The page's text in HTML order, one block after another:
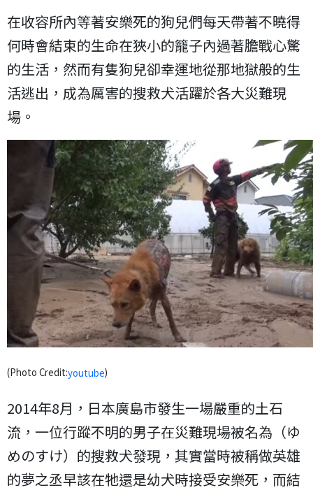
在收容所內等著安樂死的狗兒們每天帶著不曉得
何時會結束的生命在狹小的籠子內過著膽戰心驚
的生活，然而有隻狗兒卻幸運地從那地獄般的生
活逃出，成為厲害的搜救犬活躍於各大災難現
場。
(Photo Credit:youtube)
2014年8月，日本廣島市發生一場嚴重的土石
流，一位行蹤不明的男子在災難現場被名為（ゆ
めのすけ）的搜救犬發現，其實當時被稱做英雄
的夢之丞早該在牠還是幼犬時接受安樂死，而結